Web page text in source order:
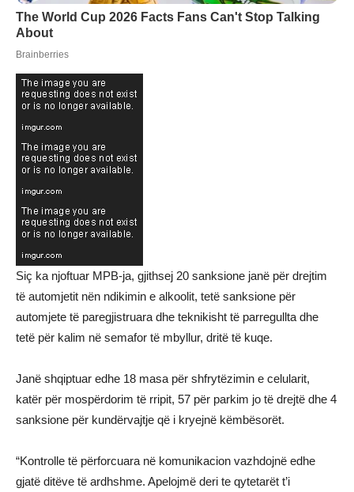
Siç ka njoftuar MPB-ja, gjithsej 20 sanksione janë për drejtim
të automjetit nën ndikimin e alkoolit, tetë sanksione për
automjete të paregjistruara dhe teknikisht të parregullta dhe
tetë për kalim në semafor të mbyllur, dritë të kuqe.
Janë shqiptuar edhe 18 masa për shfrytëzimin e celularit,
katër për mospërdorim të rripit, 57 për parkim jo të drejtë dhe 4
sanksione për kundërvajtje që i kryejnë këmbësorët.
“Kontrolle të përforcuara në komunikacion vazhdojnë edhe
gjatë ditëve të ardhshme. Apelojmë deri te qytetarët t’i